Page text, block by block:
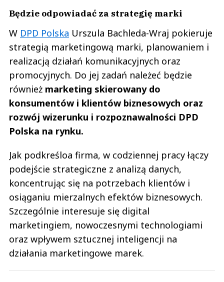
Będzie odpowiadać za strategię marki
W DPD Polska Urszula Bachleda-Wraj pokieruje
strategią marketingową marki, planowaniem i
realizacją działań komunikacyjnych oraz
promocyjnych. Do jej zadań należeć będzie
również marketing skierowany do
konsumentów i klientów biznesowych oraz
rozwój wizerunku i rozpoznawalności DPD
Polska na rynku.
Jak podkreśloa firma, w codziennej pracy łączy
podejście strategiczne z analizą danych,
koncentrując się na potrzebach klientów i
osiąganiu mierzalnych efektów biznesowych.
Szczególnie interesuje się digital
marketingiem, nowoczesnymi technologiami
oraz wpływem sztucznej inteligencji na
działania marketingowe marek.